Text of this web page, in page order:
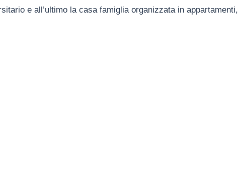
e all’ultimo la casa famiglia organizzata in appartamenti,